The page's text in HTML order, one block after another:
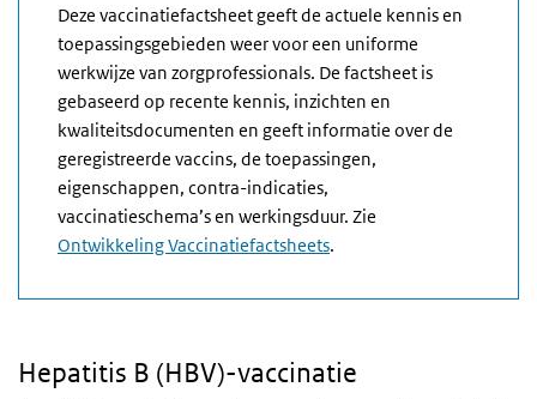
Deze vaccinatiefactsheet geeft de actuele kennis en
toepassingsgebieden weer voor een uniforme
werkwijze van zorgprofessionals. De factsheet is
gebaseerd op recente kennis, inzichten en
kwaliteitsdocumenten en geeft informatie over de
geregistreerde vaccins, de toepassingen,
eigenschappen, contra-indicaties,
vaccinatieschema’s en werkingsduur. Zie
Ontwikkeling Vaccinatiefactsheets.
Hepatitis B (HBV)-vaccinatie